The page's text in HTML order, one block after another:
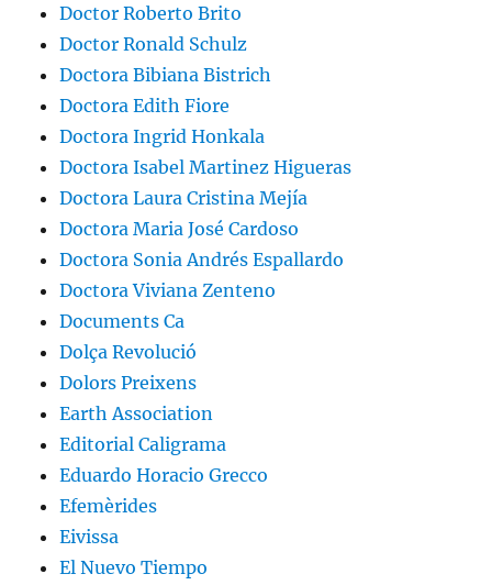
Doctor Roberto Brito
Doctor Ronald Schulz
Doctora Bibiana Bistrich
Doctora Edith Fiore
Doctora Ingrid Honkala
Doctora Isabel Martinez Higueras
Doctora Laura Cristina Mejía
Doctora Maria José Cardoso
Doctora Sonia Andrés Espallardo
Doctora Viviana Zenteno
Documents Ca
Dolça Revolució
Dolors Preixens
Earth Association
Editorial Caligrama
Eduardo Horacio Grecco
Efemèrides
Eivissa
El Nuevo Tiempo